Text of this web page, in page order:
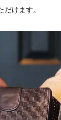
けます。